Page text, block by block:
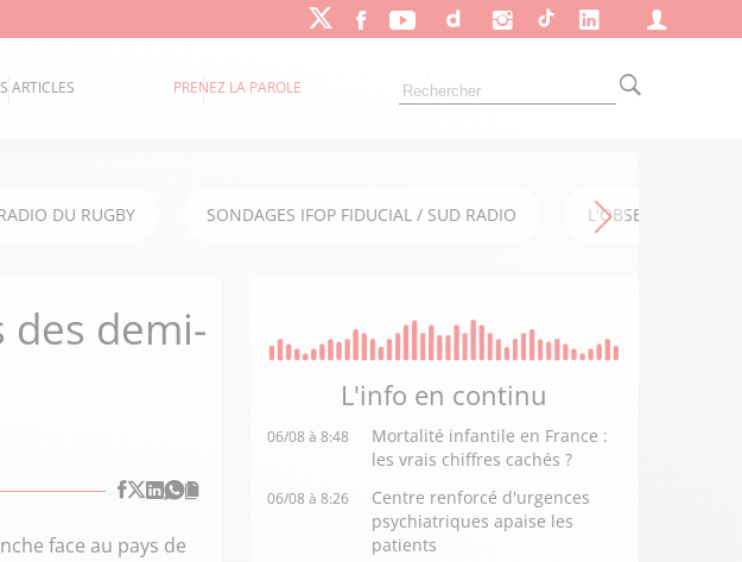
ARTICLES PRENEZ LA PAROLE
DU RUGBY SONDAGES IFOP FIDUCIAL / SUD RADIO L'OBSERVATOIRE
des demi-
face au pays de
L'info en continu
06/08 à 8:48
Mortalité infantile en France :
les vrais chiffres cachés ?
06/08 à 8:26
Centre renforcé d'urgences
psychiatriques apaise les
patients